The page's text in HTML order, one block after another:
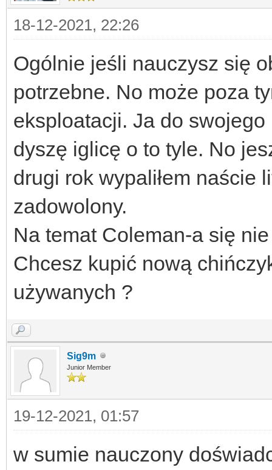
18-12-2021, 22:26
Ogólnie jeśli nauczysz się
potrzebne. No może poza
eksploatacji. Ja do
dyszę iglicę o to tyle. No
drugi rok wypaliłem naście
zadowolony.
Na temat Coleman-a się
Chcesz kupić nową
używanych ?
Sig9m
Junior Member
19-12-2021, 01:57
w sumie nauczony